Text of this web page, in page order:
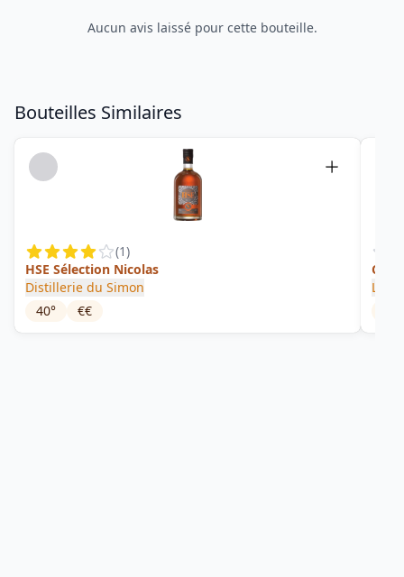
Aucun avis laissé pour cette bouteille.
Bouteilles Similaires
(1)
HSE Sélection Nicolas
Distillerie du Simon
40° €€
La